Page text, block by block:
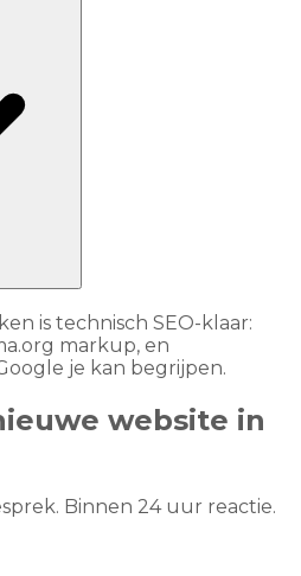
is technisch SEO-klaar:
markup, en
je kan begrijpen.
website in
Binnen 24 uur reactie.